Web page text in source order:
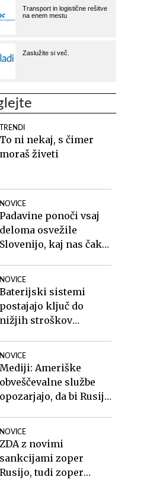
TRENDI
To ni nekaj, s čimer
moraš živeti
NOVICE
Padavine ponoči vsaj
deloma osvežile
Slovenijo, kaj nas čaka
NOVICE
Baterijski sistemi
postajajo ključ do
nižjih stroškov
NOVICE
Mediji: Ameriške
obveščevalne službe
opozarjajo, da bi Rusija
NOVICE
ZDA z novimi
sankcijami zoper
Rusijo, tudi zoper